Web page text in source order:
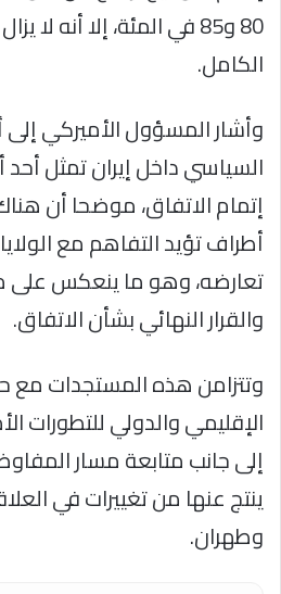
80 و85 في المئة، إلا أنه
الكامل.
وأشار المسؤول الأميركي
السياسي داخل إيران تمثل أحد
إتمام الاتفاق، موضحا أن
أطراف تؤيد التفاهم مع
تعارضه، وهو ما ينعكس على
والقرار النهائي بشأن الاتفاق.
وتتزامن هذه المستجدات مع
الإقليمي والدولي للتطورات
إلى جانب متابعة مسار
ينتج عنها من تغييرات في
وطهران.